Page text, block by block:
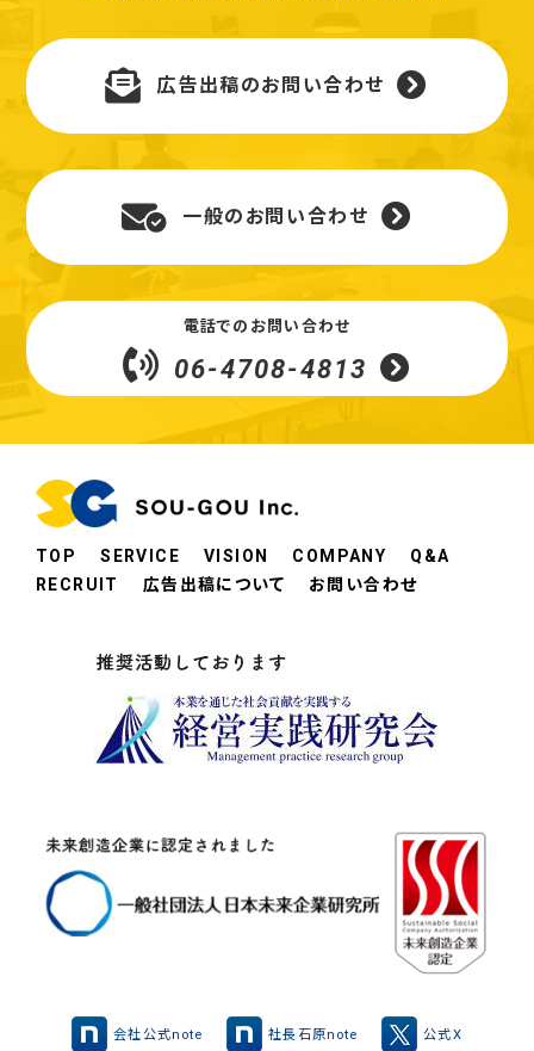
広告出稿のお問い合わせ
一般のお問い合わせ
電話でのお問い合わせ
06-4708-4813
TOP SERVICE VISION COMPANY
Q&A
RECRUIT
広告出稿について お問い合わせ
会社公式note 社長石原note 公式X